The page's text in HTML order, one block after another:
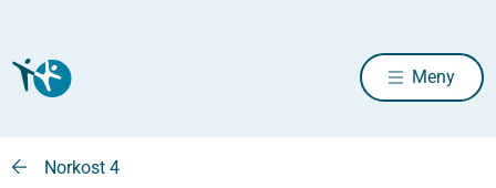
Meny
Norkost 4